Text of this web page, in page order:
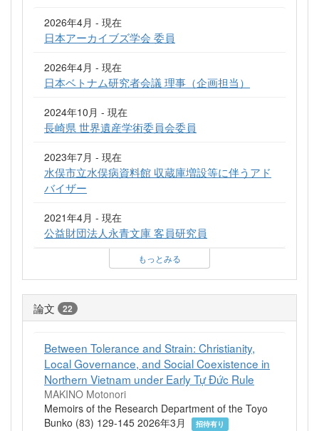
2026年4月 - 現在
日本アーカイブズ学会 委員
2026年4月 - 現在
日本ベトナム研究者会議 理事（企画担当）
2024年10月 - 現在
長崎県 世界遺産学術委員会委員
2023年7月 - 現在
水俣市立水俣病資料館 収蔵庫増設等に伴うアド
バイザー
2021年4月 - 現在
公益財団法人永青文庫 客員研究員
もっとみる
論文 22
Between Tolerance and Strain: Christianity,
Local Governance, and Social Coexistence in
Northern Vietnam under Early Tự Đức Rule
MAKINO Motonori
Memoirs of the Research Department of the Toyo
Bunko (83) 129-145 2026年3月
招待有り